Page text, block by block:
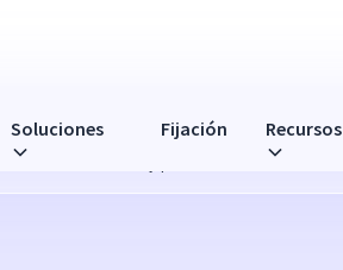
Soluciones Fijación Recursos
datos: beneficios y prácticas eficaces